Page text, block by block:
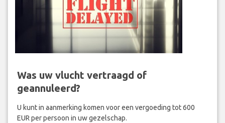
Was uw vlucht vertraagd of
geannuleerd?
U kunt in aanmerking komen voor een vergoeding tot 600
EUR per persoon in uw gezelschap.